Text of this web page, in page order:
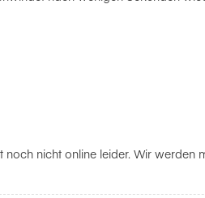
noch nicht online leider. Wir